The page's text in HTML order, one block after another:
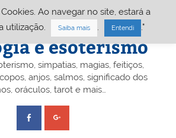
A&E – Portal
e esoterismo
simpatias, magias, feitiços,
anjos, salmos, significado dos
oráculos, tarot e mais…
Ao navegar no site, estará a
utilização.
Saiba mais Entendi ."